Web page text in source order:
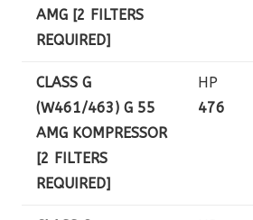
AMG [2 FILTERS
REQUIRED]
CLASS G
(W461/463) G 55
AMG KOMPRESSOR
[2 FILTERS
REQUIRED]
HP
476